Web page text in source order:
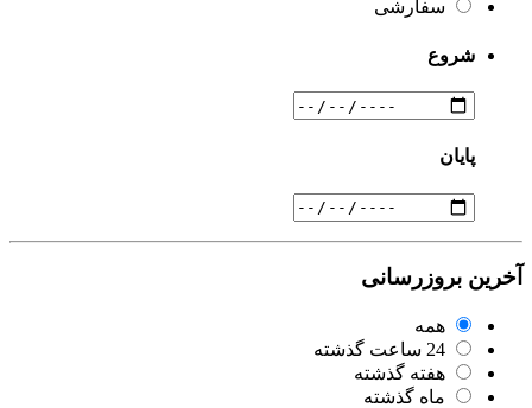
سفارشی
شروع
پایان
آخرین بروزرسانی
همه
24 ساعت گذشته
هفته گذشته
ماه گذشته